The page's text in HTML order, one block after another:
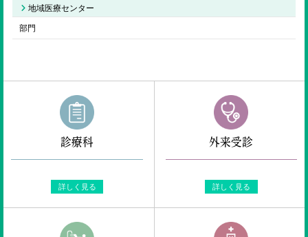
地域医療センター
部門
診療科
詳しく見る
外来受診
詳しく見る